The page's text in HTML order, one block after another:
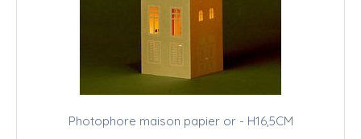
Photophore maison papier or - H16,5CM